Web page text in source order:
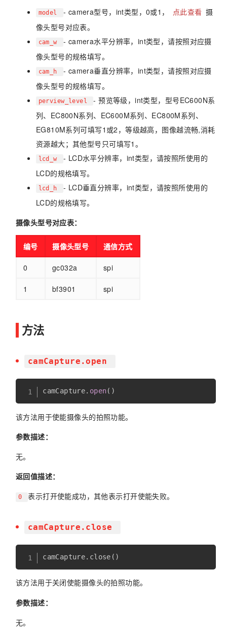
model - camera型号，int类型，0或1， 点此查看 摄
像头型号对应表。
cam_w
- camera水平分辨率，int类型，请按照对应摄
像头型号的规格填写。
cam_h
- camera垂直分辨率，int类型，请按照对应摄
像头型号的规格填写。
perview_level
- 预览等级，int类型，型号EC600N系
列、EC800N系列、EC600M系列、EC800M系列、
EG810M系列可填写1或2，等级越高，图像越流畅,消耗
资源越大；其他型号只可填写1。
lcd_w
- LCD水平分辨率，int类型，请按照所使用的
LCD的规格填写。
lcd_h
- LCD垂直分辨率，int类型，请按照所使用的
LCD的规格填写。
摄像头型号对应表：
编号 摄像头型号 通信方式
0 gc032a spi
1 bf3901 spi
方法
camCapture.open
camCapture. open( )
该方法用于使能摄像头的拍照功能。
参数描述：
无。
返回值描述：
0 表示打开使能成功，其他表示打开使能失败。
camCapture.close
camCapture. close ( )
该方法用于关闭使能摄像头的拍照功能。
参数描述：
无。